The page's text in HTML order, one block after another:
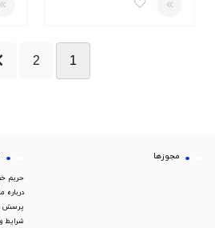
1
2
مجوزها
حریم
درباره ما
پرسش
شرایط